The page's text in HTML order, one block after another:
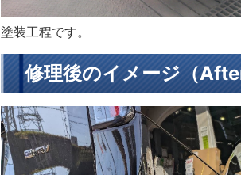
塗装工程です。
修理後のイメージ（